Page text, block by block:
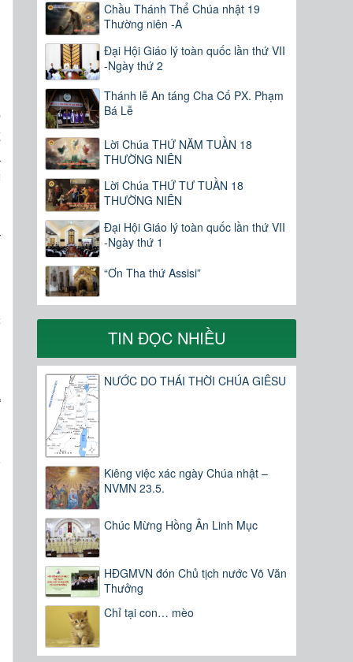
Chầu Thánh Thể Chúa nhật 19
Thường niên -A
Đại Hội Giáo lý toàn quốc lần thứ VII
-Ngày thứ 2
Thánh lễ An táng Cha Cố PX. Phạm
Bá Lễ
Lời Chúa THỨ NĂM TUẦN 18
THƯỜNG NIÊN
Lời Chúa THỨ TƯ TUẦN 18
THƯỜNG NIÊN
Đại Hội Giáo lý toàn quốc lần thứ VII
-Ngày thứ 1
“Ơn Tha thứ Assisi”
TIN ĐỌC NHIỀU
NƯỚC DO THÁI THỜI CHÚA GIÊSU
Kiêng việc xác ngày Chúa nhật –
NVMN 23.5.
Chúc Mừng Hồng Ân Linh Mục
HĐGMVN đón Chủ tịch nước Võ Văn
Thưởng
Chỉ tại con… mèo